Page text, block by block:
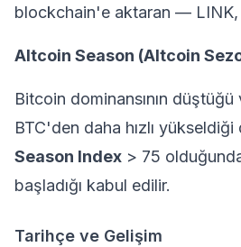
blockchain'e aktaran — LINK,
Altcoin Season (Altcoin
Bitcoin dominansının
BTC'den daha hızlı yükseldiği
Season Index > 75
başladığı kabul edilir.
Tarihçe ve Gelişim